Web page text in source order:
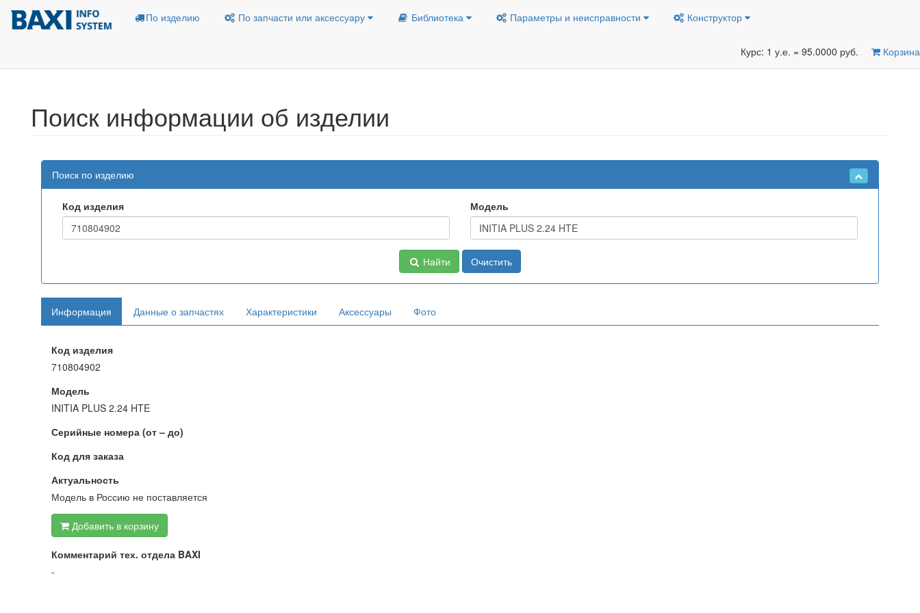
По изделию По запчасти или аксессуару Библиотека Параметры и неисправности Конструктор
Курс: 1 у.е. = 95.0000 руб. Корзина
Поиск информации об изделии
Поиск по изделию
Код изделия Модель
Найти Очистить
Информация Данные о запчастях Характеристики Аксессуары Фото
Код изделия
710804902
Модель
INITIA PLUS 2.24 HTE
Серийные номера (от – до)
Код для заказа
Актуальность
Модель в Россию не поставляется
Добавить в корзину
Комментарий тех. отдела BAXI
-